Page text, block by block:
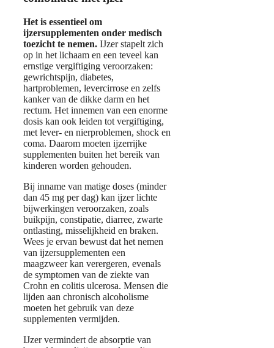
Het is essentieel om
ijzersupplementen onder medisch
toezicht te nemen. IJzer stapelt zich
op in het lichaam en een teveel kan
ernstige vergiftiging veroorzaken:
gewrichtspijn, diabetes,
hartproblemen, levercirrose en zelfs
kanker van de dikke darm en het
rectum. Het innemen van een enorme
dosis kan ook leiden tot vergiftiging,
met lever- en nierproblemen, shock en
coma. Daarom moeten ijzerrijke
supplementen buiten het bereik van
kinderen worden gehouden.
Bij inname van matige doses (minder
dan 45 mg per dag) kan ijzer lichte
bijwerkingen veroorzaken, zoals
buikpijn, constipatie, diarree, zwarte
ontlasting, misselijkheid en braken.
Wees je ervan bewust dat het nemen
van ijzersupplementen een
maagzweer kan verergeren, evenals
de symptomen van de ziekte van
Crohn en colitis ulcerosa. Mensen die
lijden aan chronisch alcoholisme
moeten het gebruik van deze
supplementen vermijden.
IJzer vermindert de absorptie van